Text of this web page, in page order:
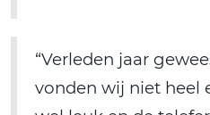
“Verleden jaar
vonden wij niet heel